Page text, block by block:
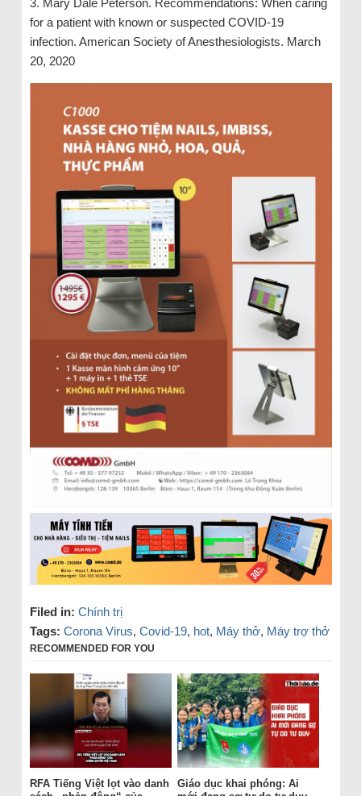
3. Mary Dale Peterson. Recommendations: When caring
for a patient with known or suspected COVID-19
infection. American Society of Anesthesiologists. March
20, 2020
Filed in: Chính trị
Tags: Corona Virus, Covid-19, hot, Máy thở, Máy trợ thở
RECOMMENDED FOR YOU
RFA Tiếng Việt lọt vào danh
Giáo dục khai phóng: Ai